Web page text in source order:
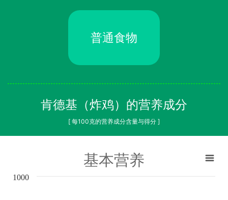
普通食物
肯德基（炸鸡）的营养成分
[ 每100克的营养成分含量与得分 ]
基本营养
1000